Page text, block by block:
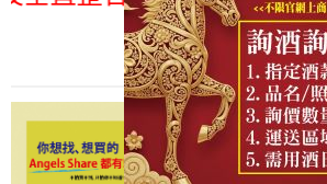
總覽-促銷&活動
all events
【凡酒問Angels
(尋)酒、詢價、零售、
2024/03/01